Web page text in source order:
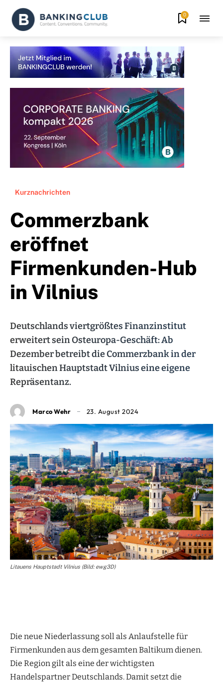
0
Kurznachrichten
Commerzbank
eröffnet
Firmenkunden-Hub
in Vilnius
Deutschlands viertgrößtes Finanzinstitut
erweitert sein Osteuropa-Geschäft: Ab
Dezember betreibt die Commerzbank in der
litauischen Hauptstadt Vilnius eine eigene
Repräsentanz.
Marco Wehr 23. August 2024
Litauens Hauptstadt Vilnius (Bild: ewg3D)
Die neue Niederlassung soll als Anlaufstelle für
Firmenkunden aus dem gesamten Baltikum dienen.
Die Region gilt als eine der wichtigsten
Handelspartner Deutschlands. Damit setzt die